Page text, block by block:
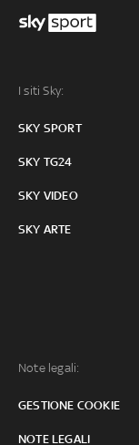
I siti Sky:
SKY SPORT
SKY TG24
SKY VIDEO
SKY ARTE
Note legali:
GESTIONE COOKIE
NOTE LEGALI